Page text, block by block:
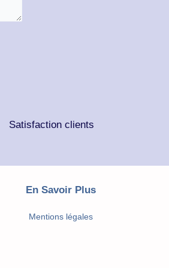
Satisfaction clients
En Savoir Plus
Mentions légales